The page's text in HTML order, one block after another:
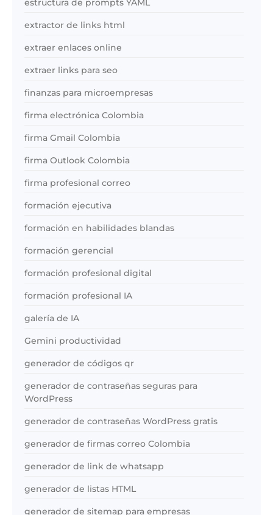
estructura de prompts YAML
extractor de links html
extraer enlaces online
extraer links para seo
finanzas para microempresas
firma electrónica Colombia
firma Gmail Colombia
firma Outlook Colombia
firma profesional correo
formación ejecutiva
formación en habilidades blandas
formación gerencial
formación profesional digital
formación profesional IA
galería de IA
Gemini productividad
generador de códigos qr
generador de contraseñas seguras para
WordPress
generador de contraseñas WordPress gratis
generador de firmas correo Colombia
generador de link de whatsapp
generador de listas HTML
generador de sitemap para empresas